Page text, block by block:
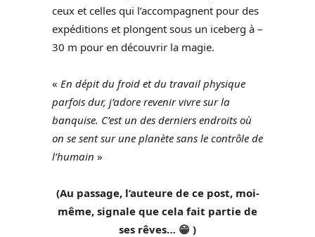
ceux et celles qui l’accompagnent pour des
expéditions et plongent sous un iceberg à –
30 m pour en découvrir la magie.
« En dépit du froid et du travail physique
parfois dur, j’adore revenir vivre sur la
banquise. C’est un des derniers endroits où
on se sent sur une planète sans le contrôle de
l’humain »
(Au passage, l’auteure de ce post, moi-
même, signale que cela fait partie de
ses rêves… 😁 )